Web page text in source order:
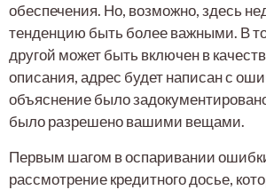
обеспечения. Но, возможно, здесь
тенденцию быть более важными. В
другой может быть включен в
описания, адрес будет написан с
объяснение было
было разрешено вашими вещами.
Первым шагом в оспаривании
рассмотрение кредитного досье,